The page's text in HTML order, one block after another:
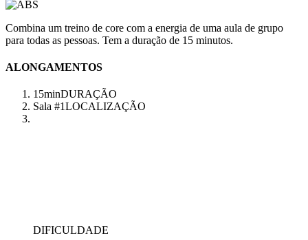
Combina um treino de core com a energia de uma aula de grupo
para todas as pessoas. Tem a duração de 15 minutos.
ALONGAMENTOS
15minDURAÇÃO
Sala #1LOCALIZAÇÃO
DIFICULDADE